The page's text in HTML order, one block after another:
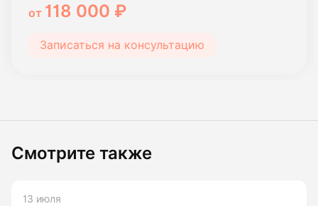
от 118 000 ₽
Записаться на консультацию
Смотрите также
13 июля